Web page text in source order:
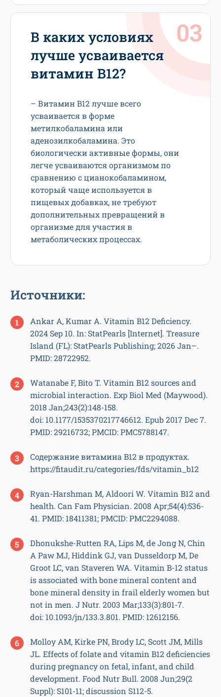
В каких условиях
лучше усваивается
витамин В12?
– Витамин B12 лучше всего
усваивается в форме
метилкобаламина или
аденозилкобаламина. Это
биологически активные формы, они
легче усваиваются организмом по
сравнению с цианокобаламином,
который чаще используется в
пищевых добавках, не требуют
дополнительных превращений в
организме для участия в
метаболических процессах.
Источники:
Ankar A, Kumar A. Vitamin B12 Deficiency.
2024 Sep 10. In: StatPearls [Internet]. Treasure
Island (FL): StatPearls Publishing; 2026 Jan–.
PMID: 28722952.
Watanabe F, Bito T. Vitamin B12 sources and
microbial interaction. Exp Biol Med (Maywood).
2018 Jan;243(2):148-158.
doi: 10.1177/1535370217746612. Epub 2017 Dec 7.
PMID: 29216732; PMCID: PMC5788147.
Содержание витамина B12 в продуктах.
https://fitaudit.ru/categories/fds/vitamin_b12
Ryan-Harshman M, Aldoori W. Vitamin B12 and
health. Can Fam Physician. 2008 Apr;54(4):536-
41. PMID: 18411381; PMCID: PMC2294088.
Dhonukshe-Rutten RA, Lips M, de Jong N, Chin
A Paw MJ, Hiddink GJ, van Dusseldorp M, De
Groot LC, van Staveren WA. Vitamin B-12 status
is associated with bone mineral content and
bone mineral density in frail elderly women but
not in men. J Nutr. 2003 Mar;133(3):801-7.
doi: 10.1093/jn/133.3.801. PMID: 12612156.
Molloy AM, Kirke PN, Brody LC, Scott JM, Mills
JL. Effects of folate and vitamin B12 deficiencies
during pregnancy on fetal, infant, and child
development. Food Nutr Bull. 2008 Jun;29(2
Suppl): S101-11; discussion S112-5.